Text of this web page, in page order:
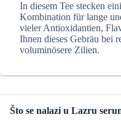
In diesem Tee stecken
Kombination für lange
vieler Antioxidantien,
Ihnen dieses Gebräu bei
voluminösere Zilien.
Što se nalazi u Lazru